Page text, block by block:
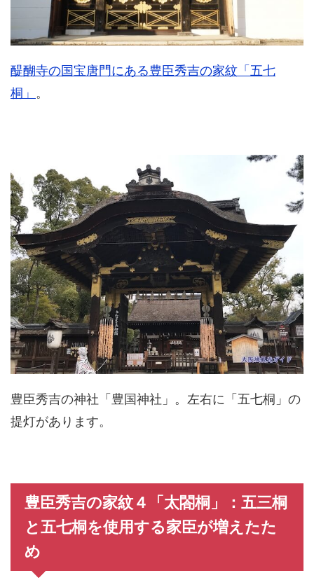
醍醐寺の国宝唐門にある豊臣秀吉の家紋「五七
桐」 。
豊臣秀吉の神社「豊国神社」。左右に「五七桐」の
提灯があります。
豊臣秀吉の家紋４「太閤桐」：五三桐
と五七桐を使用する家臣が増えたた
め